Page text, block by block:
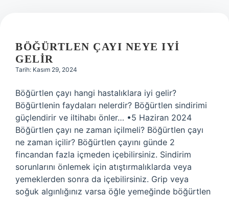
BÖĞÜRTLEN ÇAYI NEYE IYI
GELIR
Tarih: Kasım 29, 2024
Böğürtlen çayı hangi hastalıklara iyi gelir?
Böğürtlenin faydaları nelerdir? Böğürtlen sindirimi
güçlendirir ve iltihabı önler… •5 Haziran 2024
Böğürtlen çayı ne zaman içilmeli? Böğürtlen çayı
ne zaman içilir? Böğürtlen çayını günde 2
fincandan fazla içmeden içebilirsiniz. Sindirim
sorunlarını önlemek için atıştırmalıklarda veya
yemeklerden sonra da içebilirsiniz. Grip veya
soğuk algınlığınız varsa öğle yemeğinde böğürtlen